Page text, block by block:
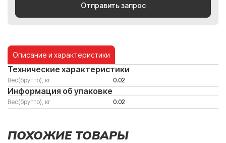
Отправить запрос
Описание и характеристики
Технические характеристики
Вес(брутто), кг 0.02
Информация об упаковке
Вес(брутто), кг 0.02
ПОХОЖИЕ ТОВАРЫ